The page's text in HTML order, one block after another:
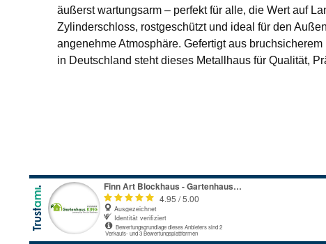
äußerst wartungsarm – perfekt für alle, die Wert auf
Zylinderschloss, rostgeschützt und ideal für den
angenehme Atmosphäre. Gefertigt aus
in Deutschland steht dieses Metallhaus für Qualität,